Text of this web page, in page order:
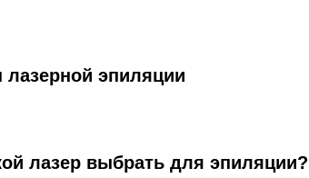
эпиляции
лазер выбрать для эпиляции?